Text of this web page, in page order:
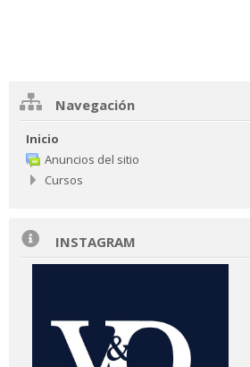
Navegación
Inicio
Anuncios del sitio
Cursos
INSTAGRAM